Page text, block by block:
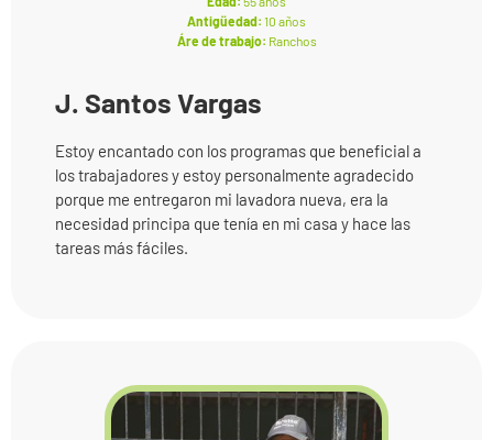
Antigüedad: 10 años
Áre de trabajo: Ranchos
J. Santos Vargas
Estoy encantado con los programas que beneficial a
los trabajadores y estoy personalmente agradecido
porque me entregaron mi lavadora nueva, era la
necesidad principa que tenía en mi casa y hace las
tareas más fáciles.